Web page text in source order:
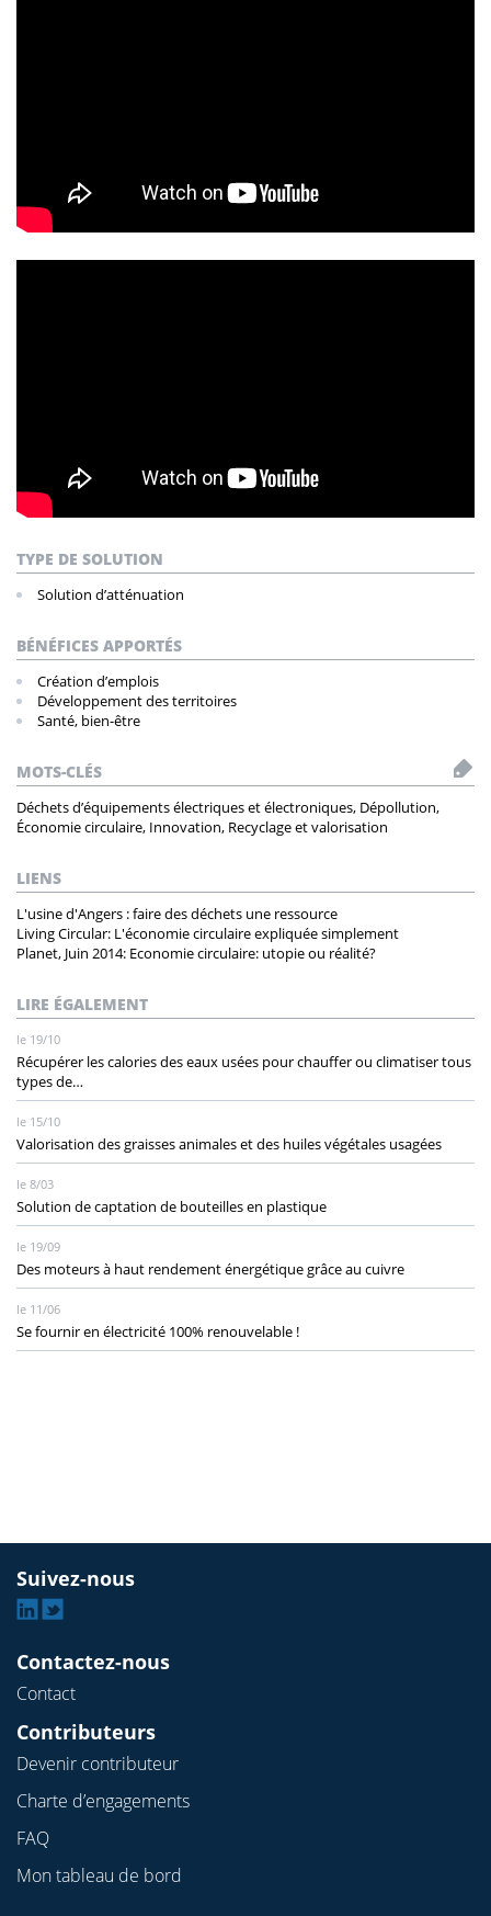
TYPE DE SOLUTION
Solution d’atténuation
BÉNÉFICES APPORTÉS
Création d’emplois
Développement des territoires
Santé, bien-être
MOTS-CLÉS
Déchets d’équipements électriques et électroniques, Dépollution,
Économie circulaire, Innovation, Recyclage et valorisation
LIENS
L'usine d'Angers : faire des déchets une ressource
Living Circular: L'économie circulaire expliquée simplement
Planet, Juin 2014: Economie circulaire: utopie ou réalité?
LIRE ÉGALEMENT
le 19/10
Récupérer les calories des eaux usées pour chauffer ou climatiser tous
types de…
le 15/10
Valorisation des graisses animales et des huiles végétales usagées
le 8/03
Solution de captation de bouteilles en plastique
le 19/09
Des moteurs à haut rendement énergétique grâce au cuivre
le 11/06
Se fournir en électricité 100% renouvelable !
Suivez-nous
Linkedin
Contactez-nous
Contact
Contributeurs
Devenir contributeur
Charte d’engagements
FAQ
Mon tableau de bord